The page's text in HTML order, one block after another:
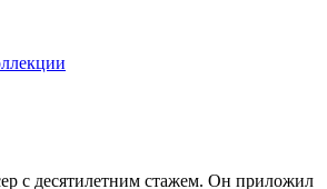
с десятилетним стажем. Он приложил